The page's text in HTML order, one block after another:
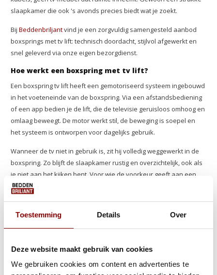
Toestemming Details Over
Deze website maakt gebruik van cookies
We gebruiken cookies om content en advertenties te
slaapkamer die ook 's avonds precies biedt wat je zoekt.
BijBeddenbriljantvind je een zorgvuldig samengesteld aanbod
boxsprings met tv lift: technisch doordacht, stijlvol afgewerkt en
snel geleverd via onze eigen bezorgdienst.
Hoe werkt een boxspring met tv lift?
Een boxspring tv lift heeft een gemotoriseerd systeem ingebouwd
in het voeteneinde van de boxspring. Via een afstandsbediening
of een app bedien je de lift, die de televisie geruisloos omhoog en
omlaag beweegt. De motor werkt stil, de beweging is soepel en
het systeem is ontworpen voor dagelijks gebruik.
Wanneer de tv niet in gebruik is, zit hij volledig weggewerkt in de
boxspring. Zo blijft de slaapkamer rustig en overzichtelijk, ook als
je niet aan het kijken bent. Voor wie de voorkeur geeft aan een
aparte opstelling, bieden onze
De perfecte combinatie van comfort en techniek
Een boxspring met tv is meer dan een gadget. Het is een bewuste
keuze voor een slaapkamer waar alles klopt. De boxspring zelf
matras, terwijl het tv-systeem naadloos is geïntegreerd in het
ontwerp. Techniek en comfort gaan hier hand in hand.